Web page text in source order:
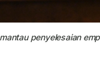
penyelesaian